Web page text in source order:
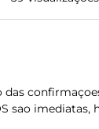
sao imediatas,